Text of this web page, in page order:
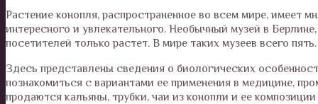
Растение конопля, распространенное во всем мире, имеет
интересного и увлекательного. Необычный музей в
посетителей только растет. В мире таких музеев всего пять.
Здесь представлены сведения о биологических
познакомиться с вариантами ее применения в медицине,
продаются кальяны, трубки, чаи из конопли и ее